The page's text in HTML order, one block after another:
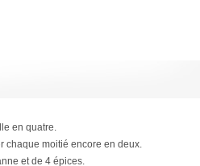
en quatre.
chaque moitié encore en deux.
et de 4 épices.